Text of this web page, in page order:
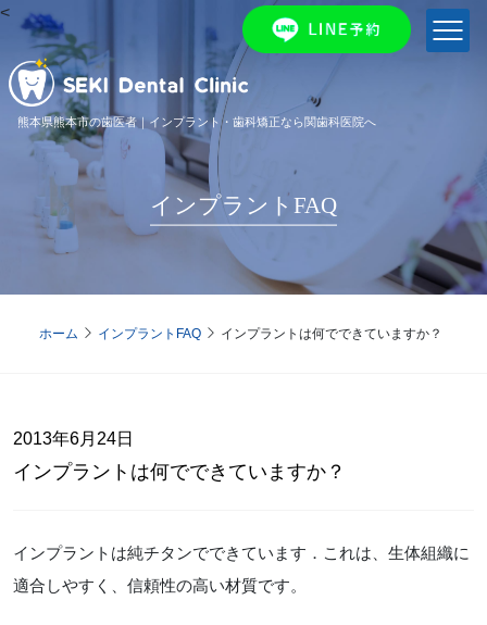
熊本県熊本市の歯医者｜インプラント・歯科矯正なら関歯科医院へ
インプラントFAQ
<
ホーム インプラントFAQ インプラントは何でできていますか？
2013年6月24日
インプラントは何でできていますか？
インプラントは純チタンでできています．これは、生体組織に
適合しやすく、信頼性の高い材質です。